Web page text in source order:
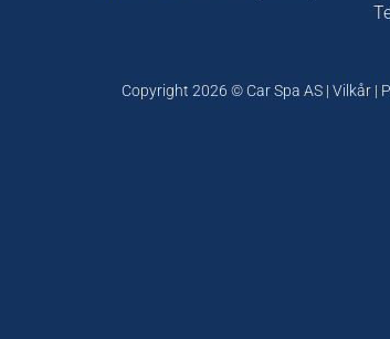
Copyright 2026 © Car Spa AS | Vilkår |